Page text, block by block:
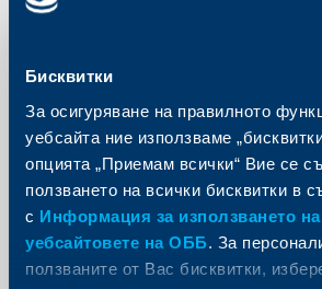
Бисквитки
За осигуряване на правилното
уебсайта ние използваме
опцията „Приемам всички“ Вие се
ползването на всички бисквитки в
с Информация за използването
уебсайтовете на ОББ. За
ползваните от Вас бисквитки,
KBC Банк
Райфайзенбанк
82% ръст на печалбата
данъчно облагане, 600
места и 23 офиса,
2005 г.